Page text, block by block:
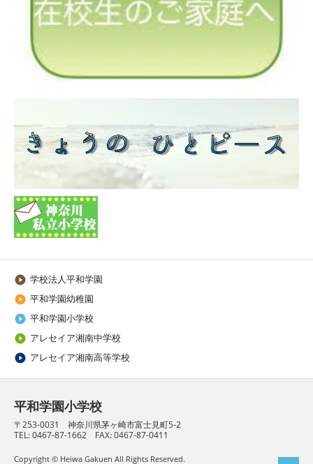
 学校法人平和学園
 平和学園幼稚園
 平和学園小学校
 アレセイア湘南中学校
 アレセイア湘南高等学校
平和学園小学校
〒253-0031 神奈川県茅ヶ崎市富士見町5-2
TEL: 0467-87-1662 FAX: 0467-87-0411
Copyright © Heiwa Gakuen All Rights Reserved.